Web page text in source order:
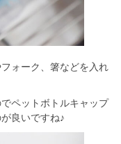
ォーク、箸などを入れ
ペットボトルキャップ
良いですね♪